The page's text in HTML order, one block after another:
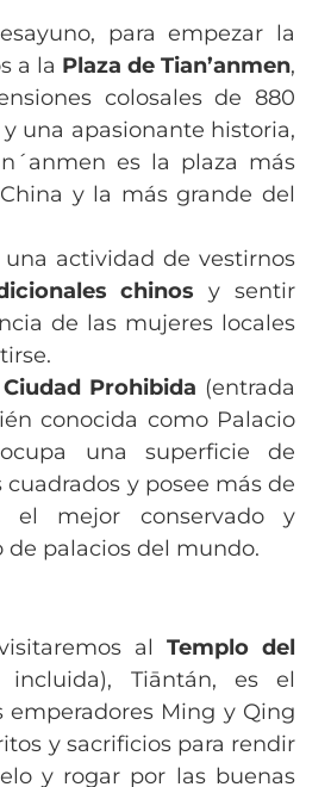
para empezar la
a la Plaza de Tian’anmen,
colosales de 880
una apasionante historia,
es la plaza más
y la más grande del
actividad de vestirnos
chinosy sentir
de las mujeres locales
Ciudad Prohibida (entrada
conocida como Palacio
una superficie de
y posee más de
el mejor conservado y
palacios del mundo.
al Templo del
incluida), Tiāntán, es el
emperadores Ming y Qing
y sacrificios para rendir
y rogar por las buenas